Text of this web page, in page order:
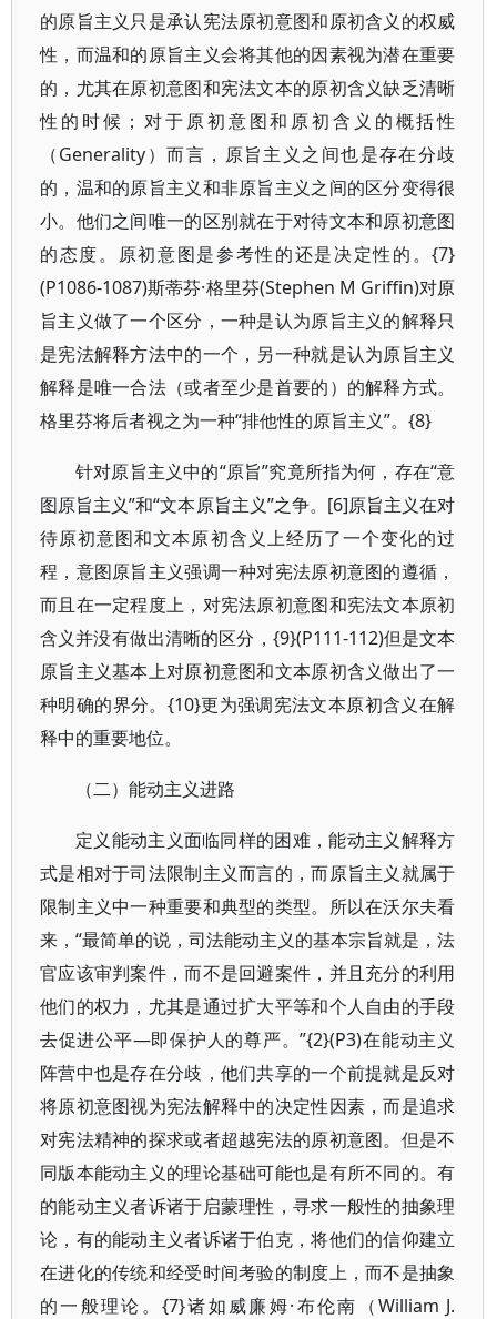
的原旨主义只是承认宪法原初意图和原初含义的权威
性，而温和的原旨主义会将其他的因素视为潜在重要
的，尤其在原初意图和宪法文本的原初含义缺乏清晰
性的时候；对于原初意图和原初含义的概括性
（Generality）而言，原旨主义之间也是存在分歧
的，温和的原旨主义和非原旨主义之间的区分变得很
小。他们之间唯一的区别就在于对待文本和原初意图
的态度。原初意图是参考性的还是决定性的。{7}
(P1086-1087)斯蒂芬·格里芬(Stephen M Griffin)对原
旨主义做了一个区分，一种是认为原旨主义的解释只
是宪法解释方法中的一个，另一种就是认为原旨主义
解释是唯一合法（或者至少是首要的）的解释方式。
格里芬将后者视之为一种“排他性的原旨主义”。{8}
针对原旨主义中的“原旨”究竟所指为何，存在“意
图原旨主义”和“文本原旨主义”之争。[6]原旨主义在对
待原初意图和文本原初含义上经历了一个变化的过
程，意图原旨主义强调一种对宪法原初意图的遵循，
而且在一定程度上，对宪法原初意图和宪法文本原初
含义并没有做出清晰的区分，{9}(P111-112)但是文本
原旨主义基本上对原初意图和文本原初含义做出了一
种明确的界分。{10}更为强调宪法文本原初含义在解
释中的重要地位。
（二）能动主义进路
定义能动主义面临同样的困难，能动主义解释方
式是相对于司法限制主义而言的，而原旨主义就属于
限制主义中一种重要和典型的类型。所以在沃尔夫看
来，“最简单的说，司法能动主义的基本宗旨就是，法
官应该审判案件，而不是回避案件，并且充分的利用
他们的权力，尤其是通过扩大平等和个人自由的手段
去促进公平—即保护人的尊严。”{2}(P3)在能动主义
阵营中也是存在分歧，他们共享的一个前提就是反对
将原初意图视为宪法解释中的决定性因素，而是追求
对宪法精神的探求或者超越宪法的原初意图。但是不
同版本能动主义的理论基础可能也是有所不同的。有
的能动主义者诉诸于启蒙理性，寻求一般性的抽象理
论，有的能动主义者诉诸于伯克，将他们的信仰建立
在进化的传统和经受时间考验的制度上，而不是抽象
的一般理论。{7}诸如威廉姆·布伦南（William J.